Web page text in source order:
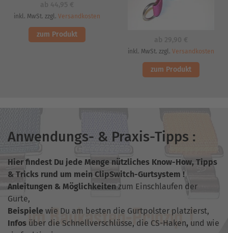
inkl. MwSt. zzgl. Versandkosten
zum Produkt
inkl. MwSt. zzgl. Versandkosten
zum Produkt
Anwendungs- & Praxis-Tipps :
Hier findest Du jede Menge nützliches Know-How, Tipps
& Tricks rund um mein ClipSwitch-Gurtsystem !
Anleitungen & Möglichkeiten zum Einschlaufen der
Gurte,
Beispiele wie Du am besten die Gurtpolster platzierst,
Infos über die Schnellverschlüsse, die CS-Haken, und wie